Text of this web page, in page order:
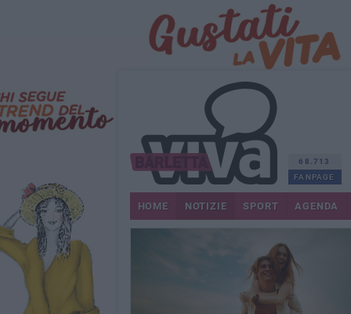
68.713
FANPAGE
HOME NOTIZIE SPORT AGENDA